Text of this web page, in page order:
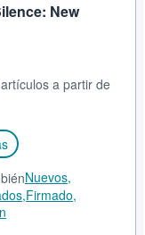
New
a partir de
Nuevos,
Firmado,